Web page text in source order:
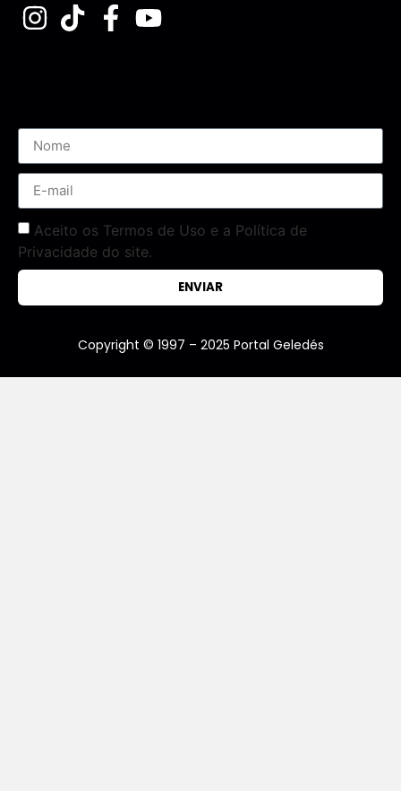
Aceito os Termos de Uso e a Política de
Privacidade do site.
ENVIAR
Copyright © 1997 – 2025 Portal Geledés